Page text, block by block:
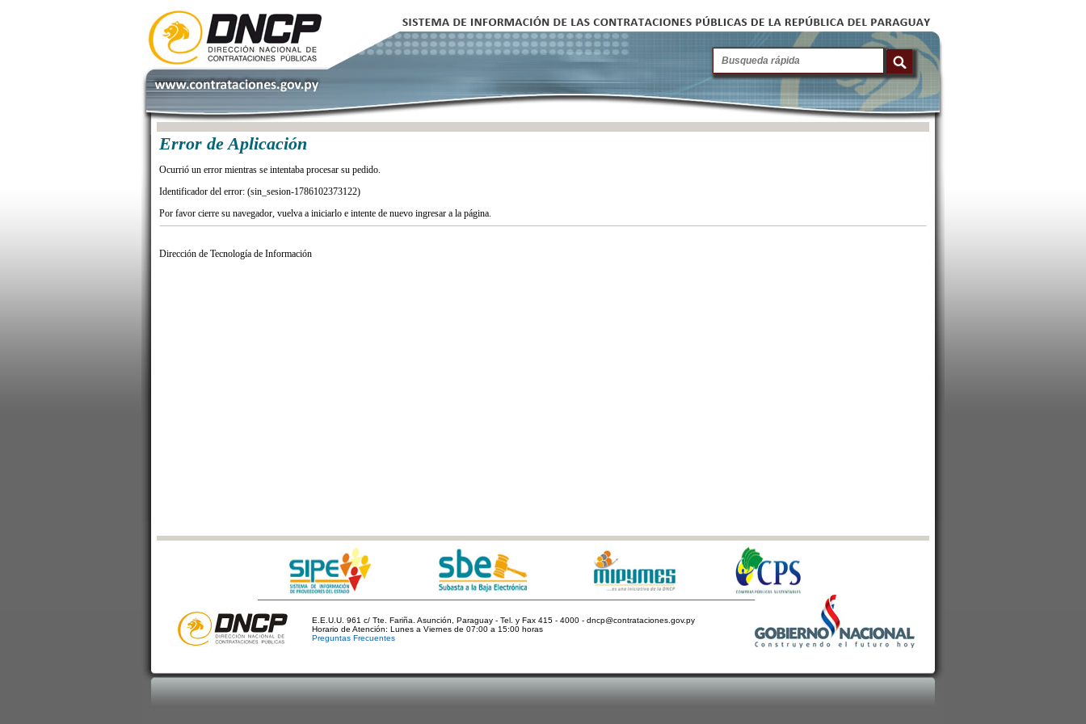
Error de Aplicación
Ocurrió un error mientras se intentaba procesar su pedido.
Identificador del error: (sin_sesion-1786102373122)
Por favor cierre su navegador, vuelva a iniciarlo e intente de nuevo ingresar a la página.
Dirección de Tecnología de Información
E.E.U.U. 961 c/ Tte. Fariña. Asunción, Paraguay - Tel. y Fax 415 - 4000 - dncp@contrataciones.gov.py
Horario de Atención: Lunes a Viernes de 07:00 a 15:00 horas
Preguntas Frecuentes